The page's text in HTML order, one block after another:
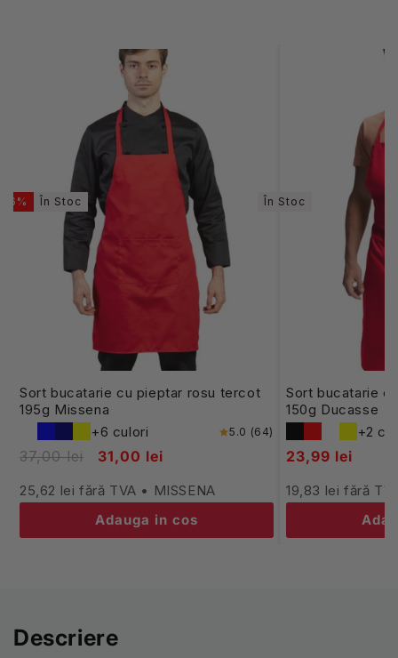
În Stoc
Sort bucatarie cu pieptar rosu tercot
195g Missena
+6 culori
5.0 (64)
37,00 lei 31,00 lei
25,62 lei fără TVA • MISSENA
Adauga in cos
În Stoc
Sort bucatarie
150g Ducasse
+2
23,99 lei
19,83 lei fără
Descriere